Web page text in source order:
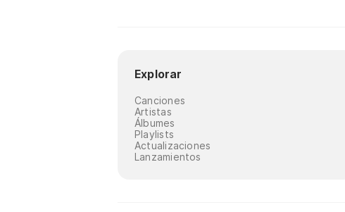
Explorar
Canciones
Artistas
Álbumes
Playlists
Actualizaciones
Lanzamientos